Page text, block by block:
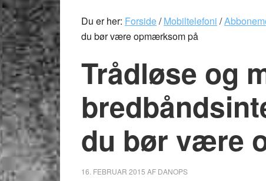
Du er her: Forside/ Mobiltelefoni /
du bør være opmærksom på
Trådløse og
du bør være
16. FEBRUAR 2015 AF DANOPS